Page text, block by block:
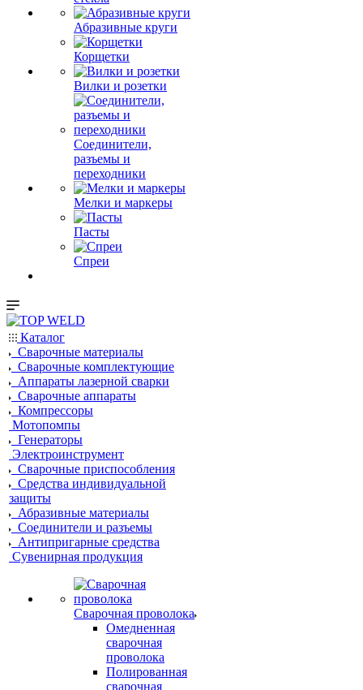
Абразивные круги
Корщетки
Вилки и розетки
Соединители,
разъемы и
переходники
Мелки и маркеры
Пасты
Спреи
Каталог
Сварочные материалы
Сварочные комплектующие
Аппараты лазерной сварки
Сварочные аппараты
Компрессоры
Мотопомпы
Генераторы
Электроинструмент
Сварочные приспособления
Средства индивидуальной
защиты
Абразивные материалы
Соединители и разъемы
Антипригарные средства
Сувенирная продукция
Сварочная проволока
Омедненная
сварочная
проволока
Полированная
сварочная